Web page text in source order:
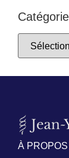
À PROPOS